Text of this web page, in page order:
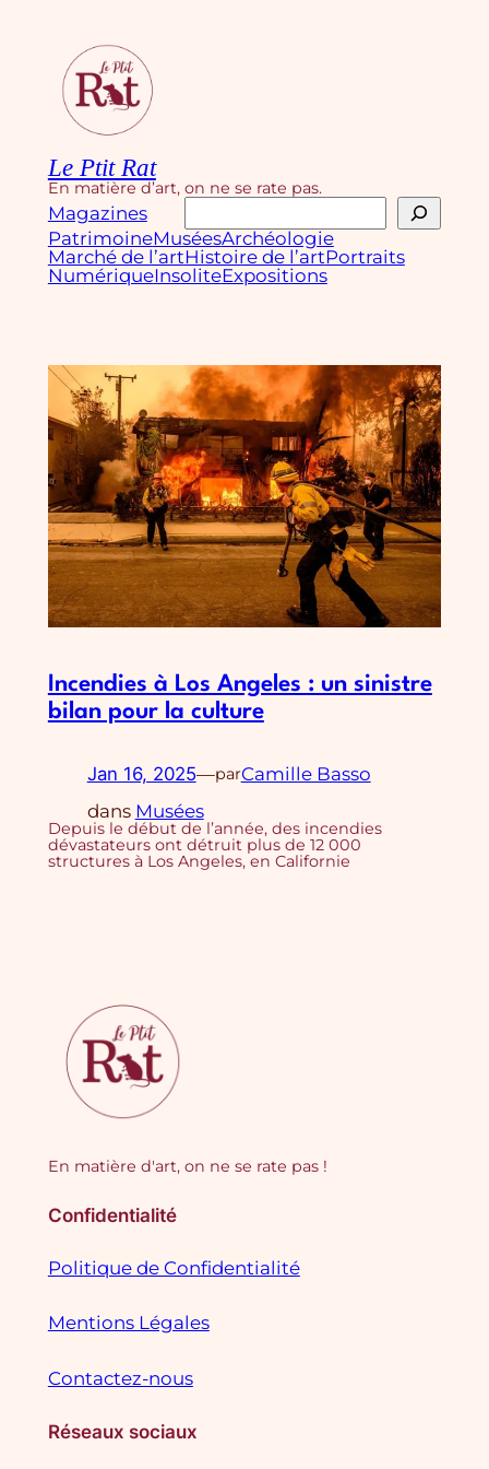
contenu
Le Ptit Rat
En matière d’art, on ne se rate pas.
Magazines
Rechercher
PatrimoineMuséesArchéologie
Marché de l’artHistoire de l’artPortraits
NumériqueInsoliteExpositions
Incendies à Los Angeles : un sinistre
bilan pour la culture
Jan 16, 2025—parCamille Basso
dans Musées
Depuis le début de l’année, des incendies
dévastateurs ont détruit plus de 12 000
structures à Los Angeles, en Californie
En matière d'art, on ne se rate pas !
Confidentialité
Politique de Confidentialité
Mentions Légales
Contactez-nous
Réseaux sociaux